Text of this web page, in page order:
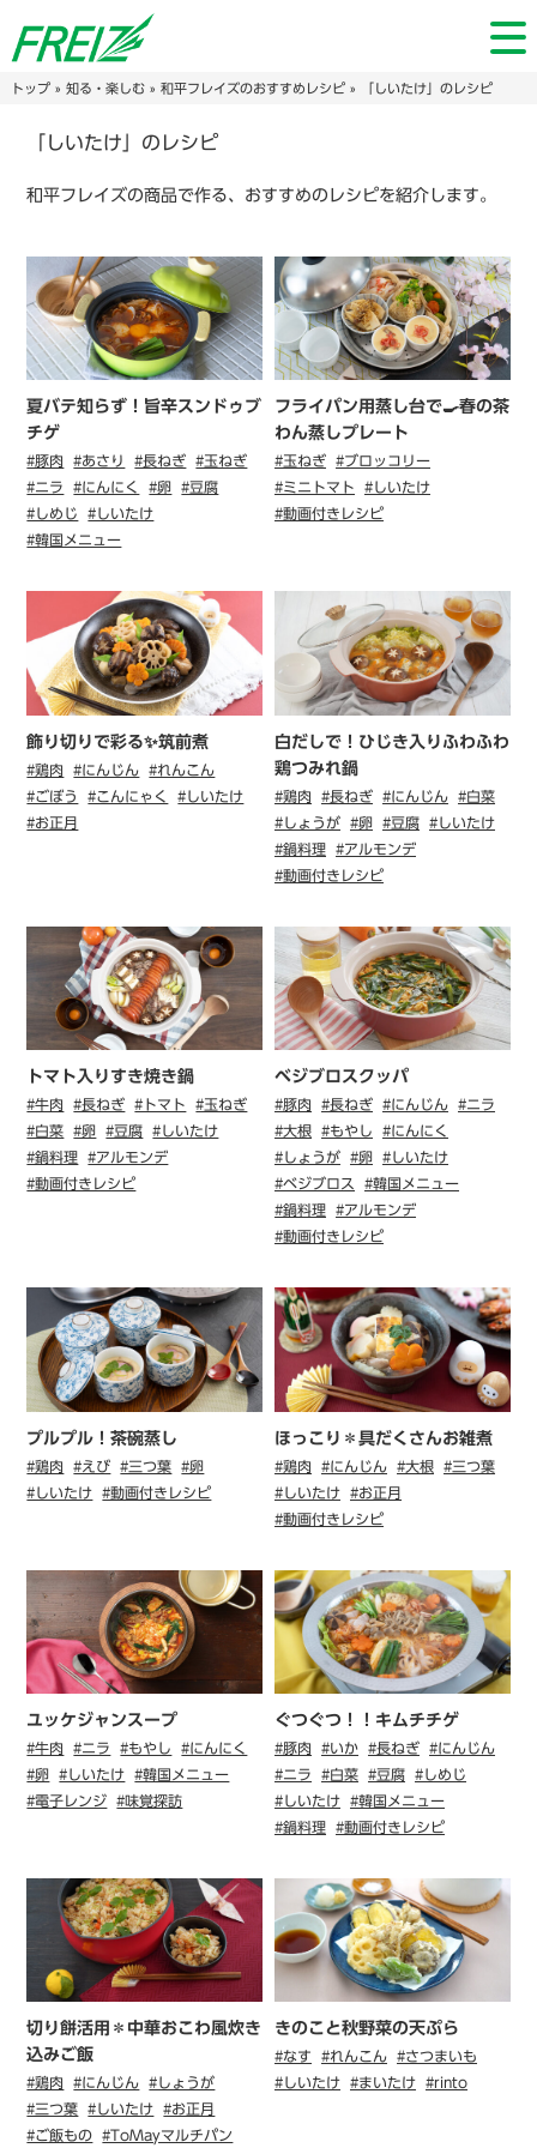
トップ» 知る・楽しむ» 和平フレイズのおすすめレシピ» 「しいたけ」のレシピ
「しいたけ」のレシピ
和平フレイズの商品で作る、おすすめのレシピを紹介します。
夏バテ知らず！旨辛スンドゥブ
チゲ
#豚肉 #あさり #長ねぎ
#玉ねぎ
#ニラ
#にんにく #卵
#豆腐
#しめじ
#しいたけ
#韓国メニュー
フライパン用蒸し台で🍳春の茶
わん蒸しプレート
#玉ねぎ
#ブロッコリー
#ミニトマト
#しいたけ
#動画付きレシピ
飾り切りで彩る✨筑前煮
#鶏肉 #にんじん
#れんこん
#ごぼう
#こんにゃく
#しいたけ
#お正月
白だしで！ひじき入りふわふわ
鶏つみれ鍋
#鶏肉 #長ねぎ #にんじん
#白菜
#しょうが
#卵 #豆腐
#しいたけ
#鍋料理
#アルモンデ
#動画付きレシピ
トマト入りすき焼き鍋
#牛肉 #長ねぎ #トマト
#玉ねぎ
#白菜
#卵 #豆腐
#しいたけ
#鍋料理
#アルモンデ
#動画付きレシピ
ベジブロスクッパ
#豚肉 #長ねぎ #にんじん
#ニラ
#大根
#もやし
#にんにく
#しょうが
#卵
#しいたけ
#ベジブロス
#韓国メニュー
#鍋料理
#アルモンデ
#動画付きレシピ
プルプル！茶碗蒸し
#鶏肉 #えび #三つ葉
#卵
#しいたけ
#動画付きレシピ
ほっこり＊具だくさんお雑煮
#鶏肉 #にんじん #大根
#三つ葉
#しいたけ
#お正月
#動画付きレシピ
ユッケジャンスープ
#牛肉 #ニラ #もやし
#にんにく
#卵
#しいたけ
#韓国メニュー
#電子レンジ
#味覚探訪
ぐつぐつ！！キムチチゲ
#豚肉 #いか #長ねぎ
#にんじん
#ニラ
#白菜 #豆腐
#しめじ
#しいたけ
#韓国メニュー
#鍋料理
#動画付きレシピ
切り餅活用＊中華おこわ風炊き
込みご飯
#鶏肉 #にんじん
#しょうが
#三つ葉
#しいたけ
#お正月
#ご飯もの
#ToMayマルチパン
きのこと秋野菜の天ぷら
#なす #れんこん
#さつまいも
#しいたけ
#まいたけ #rinto